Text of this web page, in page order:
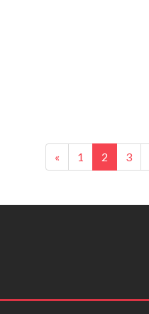
« 1 2 3